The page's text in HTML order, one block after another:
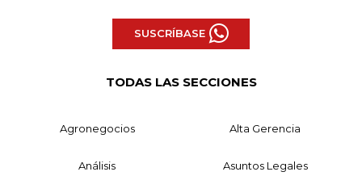
SUSCRÍBASE
TODAS LAS SECCIONES
Agronegocios Alta Gerencia
Análisis Asuntos Legales